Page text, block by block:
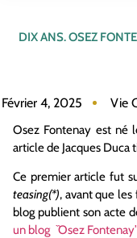
DIX ANS. OSEZ
Février 4, 2025 Vie
Osez Fontenay est né
article de Jacques Duca
Ce premier article fut
teasing(*), avant que
blog publient son acte
un blog ̏Osez